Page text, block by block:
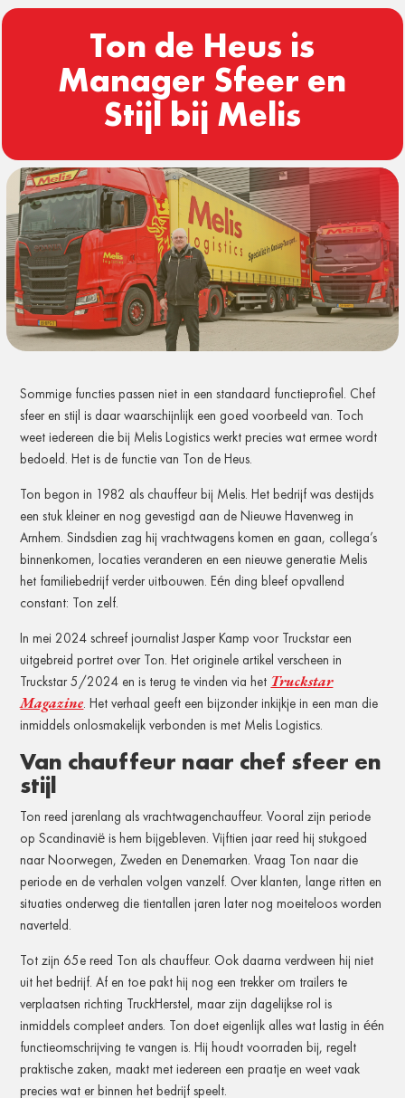
Ton de Heus is
Manager Sfeer en
Stijl bij Melis
Sommige functies passen niet in een standaard functieprofiel. Chef
sfeer en stijl is daar waarschijnlijk een goed voorbeeld van. Toch
weet iedereen die bij Melis Logistics werkt precies wat ermee wordt
bedoeld. Het is de functie van Ton de Heus.
Ton begon in 1982 als chauffeur bij Melis. Het bedrijf was destijds
een stuk kleiner en nog gevestigd aan de Nieuwe Havenweg in
Arnhem. Sindsdien zag hij vrachtwagens komen en gaan, collega’s
binnenkomen, locaties veranderen en een nieuwe generatie Melis
het familiebedrijf verder uitbouwen. Eén ding bleef opvallend
constant: Ton zelf.
In mei 2024 schreef journalist Jasper Kamp voor Truckstar een
uitgebreid portret over Ton. Het originele artikel verscheen in
Truckstar 5/2024 en is terug te vinden via het Truckstar
Magazine. Het verhaal geeft een bijzonder inkijkje in een man die
inmiddels onlosmakelijk verbonden is met Melis Logistics.
Van chauffeur naar chef sfeer en
stijl
Ton reed jarenlang als vrachtwagenchauffeur. Vooral zijn periode
op Scandinavië is hem bijgebleven. Vijftien jaar reed hij stukgoed
naar Noorwegen, Zweden en Denemarken. Vraag Ton naar die
periode en de verhalen volgen vanzelf. Over klanten, lange ritten en
situaties onderweg die tientallen jaren later nog moeiteloos worden
naverteld.
Tot zijn 65e reed Ton als chauffeur. Ook daarna verdween hij niet
uit het bedrijf. Af en toe pakt hij nog een trekker om trailers te
verplaatsen richting TruckHerstel, maar zijn dagelijkse rol is
inmiddels compleet anders. Ton doet eigenlijk alles wat lastig in één
functieomschrijving te vangen is. Hij houdt voorraden bij, regelt
praktische zaken, maakt met iedereen een praatje en weet vaak
precies wat er binnen het bedrijf speelt.